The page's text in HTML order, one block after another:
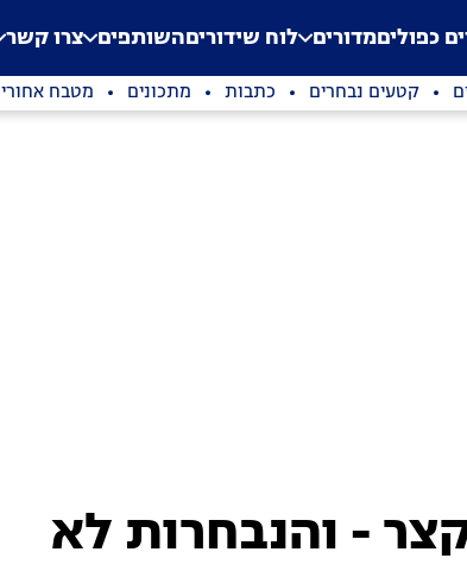
Application error: a
. כפוליםמדורים לוח שידוריםהשותפים צרו קשר
קטעים נבחרים כתבות מתכונים מטבח אחורי
- והנבחרות לא